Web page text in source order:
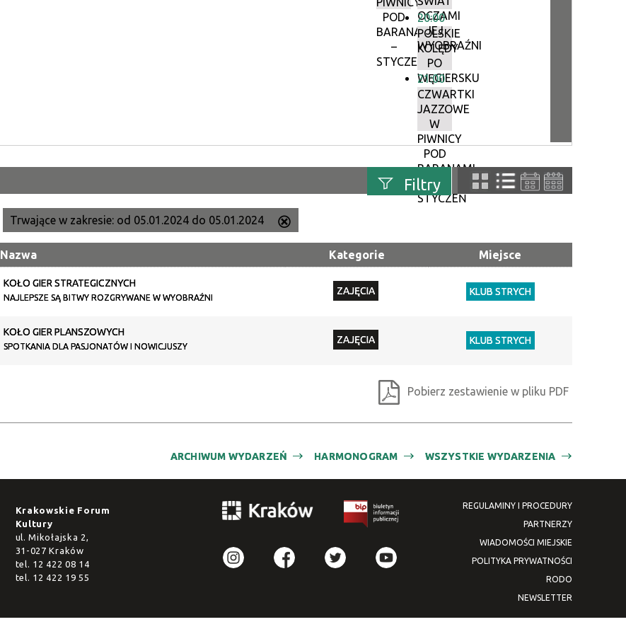
POD
BARANAMI
–
STYCZEŃ
OCZAMI
JEJ
WYOBRAŹNI
20:00
POLSKIE
KOLĘDY
PO
WĘGIERSKU
21:00
CZWARTKI
JAZZOWE
W
PIWNICY
POD
BARANAMI
–
STYCZEŃ
Filtry
Kategoria
Trwające w
Organizator
Trwające w zakresie: od 05.01.2024 do 05.01.2024
ten
Nazwa Kategorie Miejsce
KOŁO GIER STRATEGICZNYCH
NAJLEPSZE SĄ BITWY ROZGRYWANE W WYOBRAŹNI
ZAJĘCIA KLUB STRYCH
KOŁO GIER PLANSZOWYCH
SPOTKANIA DLA PASJONATÓW I NOWICJUSZY
ZAJĘCIA KLUB STRYCH
Pobierz zestawienie w pliku PDF
WSZYSTKIE WYDARZENIA
HARMONOGRAM
ARCHIWUM WYDARZEŃ
Krakowskie Forum
Kultury
ul. Mikołajska 2,
31-027 Kraków
tel. 12 422 08 14
tel. 12 422 19 55
REGULAMINY I PROCEDURY
PARTNERZY
WIADOMOŚCI MIEJSKIE
POLITYKA PRYWATNOŚCI
RODO
NEWSLETTER